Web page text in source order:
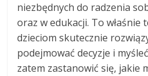
niezbędnych do radzenia
oraz w edukacji. To właśnie
dzieciom skutecznie
podejmować decyzje i
zatem zastanowić się, jakie